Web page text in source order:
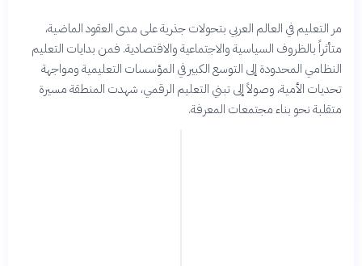
مر التعليم في العالم العربي بتحولات جذرية على مدى العقود الماضية،
متأثراً بالظروف السياسية والاجتماعية والاقتصادية. فمن بدايات التعليم
النظامي المحدودة إلى التوسع الكبير في المؤسسات التعليمية ومواجهة
تحديات الأمية، وصولاً إلى تبني التعليم الرقمي، شهدت المنطقة مسيرة
متقلبة نحو بناء مجتمعات المعرفة.